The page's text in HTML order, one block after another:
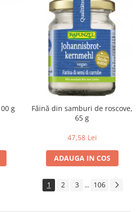
g
Făină din samburi de roscove,
65 g
47,58 Lei
ADAUGA IN COS
1 2 3 ... 106